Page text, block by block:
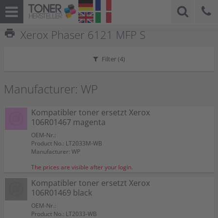
print Xerox Phaser 6121 MFP S
Filter (4)
Manufacturer: WP
Kompatibler toner ersetzt Xerox
106R01467 magenta
OEM-Nr.:
Product No.: LT2033M-WB
Manufacturer: WP
The prices are visible after your login.
Kompatibler toner ersetzt Xerox
106R01469 black
OEM-Nr.:
Product No.: LT2033-WB